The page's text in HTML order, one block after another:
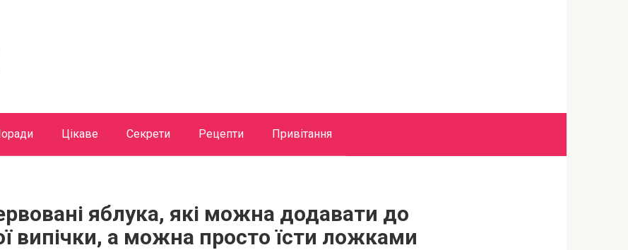
Цікаве Секрети Рецепти Привітання
яблука, які можна додавати до
випічки, а можна просто їсти ложками